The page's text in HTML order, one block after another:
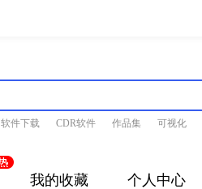
软件下载 CDR软件 作品集 可视化
我的收藏 个人中心